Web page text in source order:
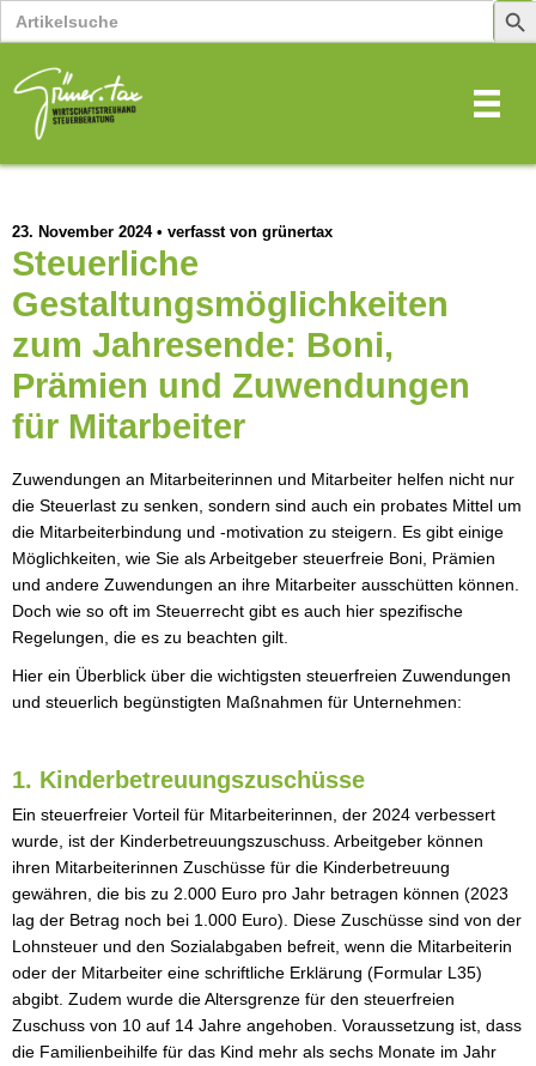
Search
for:
23. November 2024• verfasst von grünertax
Steuerliche
Gestaltungsmöglichkeiten
zum Jahresende: Boni,
Prämien und Zuwendungen
für Mitarbeiter
Zuwendungen an Mitarbeiterinnen und Mitarbeiter helfen nicht nur
die Steuerlast zu senken, sondern sind auch ein probates Mittel um
die Mitarbeiterbindung und -motivation zu steigern. Es gibt einige
Möglichkeiten, wie Sie als Arbeitgeber steuerfreie Boni, Prämien
und andere Zuwendungen an ihre Mitarbeiter ausschütten können.
Doch wie so oft im Steuerrecht gibt es auch hier spezifische
Regelungen, die es zu beachten gilt.
Hier ein Überblick über die wichtigsten steuerfreien Zuwendungen
und steuerlich begünstigten Maßnahmen für Unternehmen:
1. Kinderbetreuungszuschüsse
Ein steuerfreier Vorteil für Mitarbeiterinnen, der 2024 verbessert
wurde, ist der Kinderbetreuungszuschuss. Arbeitgeber können
ihren Mitarbeiterinnen Zuschüsse für die Kinderbetreuung
gewähren, die bis zu 2.000 Euro pro Jahr betragen können (2023
lag der Betrag noch bei 1.000 Euro). Diese Zuschüsse sind von der
Lohnsteuer und den Sozialabgaben befreit, wenn die Mitarbeiterin
oder der Mitarbeiter eine schriftliche Erklärung (Formular L35)
abgibt. Zudem wurde die Altersgrenze für den steuerfreien
Zuschuss von 10 auf 14 Jahre angehoben. Voraussetzung ist, dass
die Familienbeihilfe für das Kind mehr als sechs Monate im Jahr